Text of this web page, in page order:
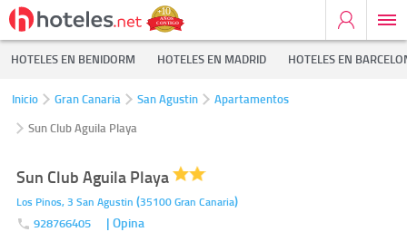
HOTELES EN BENIDORM HOTELES EN MADRID HOTELES EN
Inicio Gran Canaria San Agustin
Apartamentos
Sun Club Aguila Playa
Sun Club Aguila Playa
Los Pinos, 3 San Agustin (35100Gran Canaria)
928766405 | Opina